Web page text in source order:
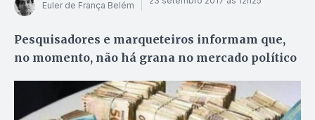
Euler de França Belém
Pesquisadores e marqueteiros informam que,
no momento, não há grana no mercado político